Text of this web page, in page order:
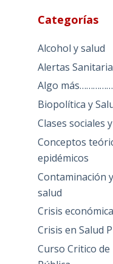
Categorías
Alcohol y salud
Alertas
Algo más……………
Biopolítica y
Clases sociales
Conceptos
epidémicos
Contaminación
salud
Crisis
Crisis en Salud
Curso Critico